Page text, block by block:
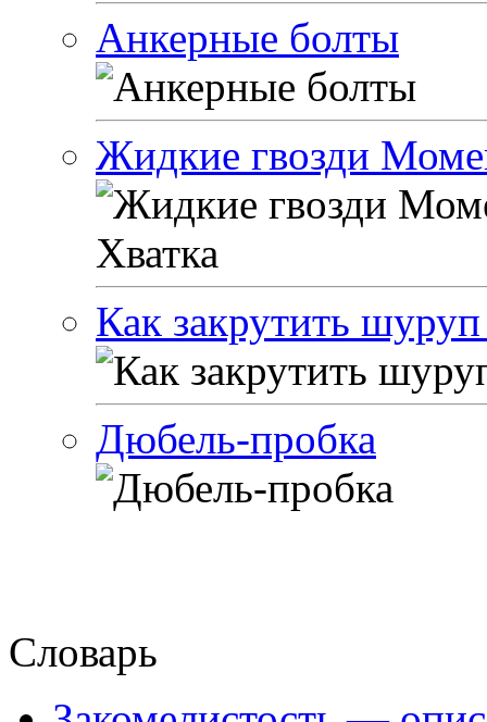
Анкерные болты
Жидкие гвозди
Как закрутить
Дюбель-пробка
Словарь